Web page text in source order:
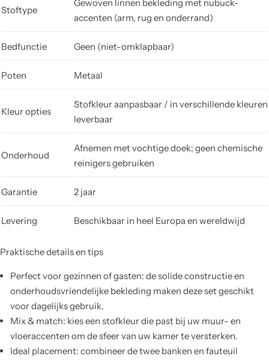
Stoftype
Gewoven linnen bekleding met nubuck-
accenten (arm, rug en onderrand)
Bedfunctie Geen (niet-omklapbaar)
Poten Metaal
Kleur opties
Stofkleur aanpasbaar / in verschillende kleuren
leverbaar
Onderhoud
Afnemen met vochtige doek; geen chemische
reinigers gebruiken
Garantie 2 jaar
Levering Beschikbaar in heel Europa en wereldwijd
Praktische details en tips
Perfect voor gezinnen of gasten: de solide constructie en
onderhoudsvriendelijke bekleding maken deze set geschikt
voor dagelijks gebruik.
Mix & match: kies een stofkleur die past bij uw muur- en
vloeraccenten om de sfeer van uw kamer te versterken.
Ideal placement: combineer de twee banken en fauteuil